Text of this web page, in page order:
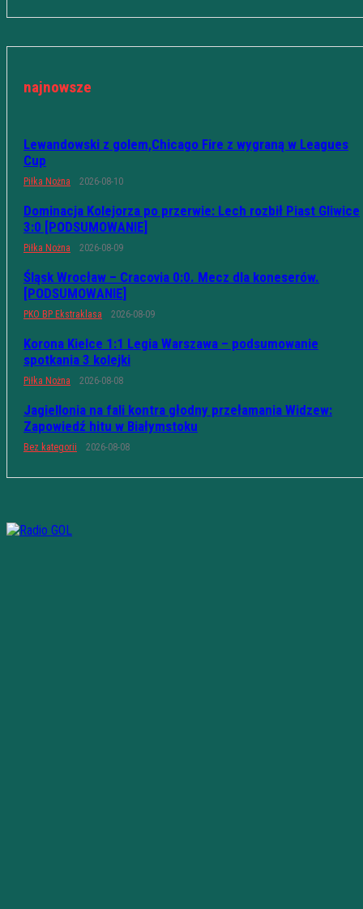
najnowsze
Lewandowski z golem,Chicago Fire z wygraną w Leagues
Cup
Piłka Nożna 2026-08-10
Dominacja Kolejorza po przerwie: Lech rozbił Piast Gliwice
3:0 [PODSUMOWANIE]
Piłka Nożna 2026-08-09
Śląsk Wrocław – Cracovia 0:0. Mecz dla koneserów.
[PODSUMOWANIE]
PKO BP Ekstraklasa 2026-08-09
Korona Kielce 1:1 Legia Warszawa – podsumowanie
spotkania 3 kolejki
Piłka Nożna 2026-08-08
Jagiellonia na fali kontra głodny przełamania Widzew:
Zapowiedź hitu w Białymstoku
Bez kategorii 2026-08-08